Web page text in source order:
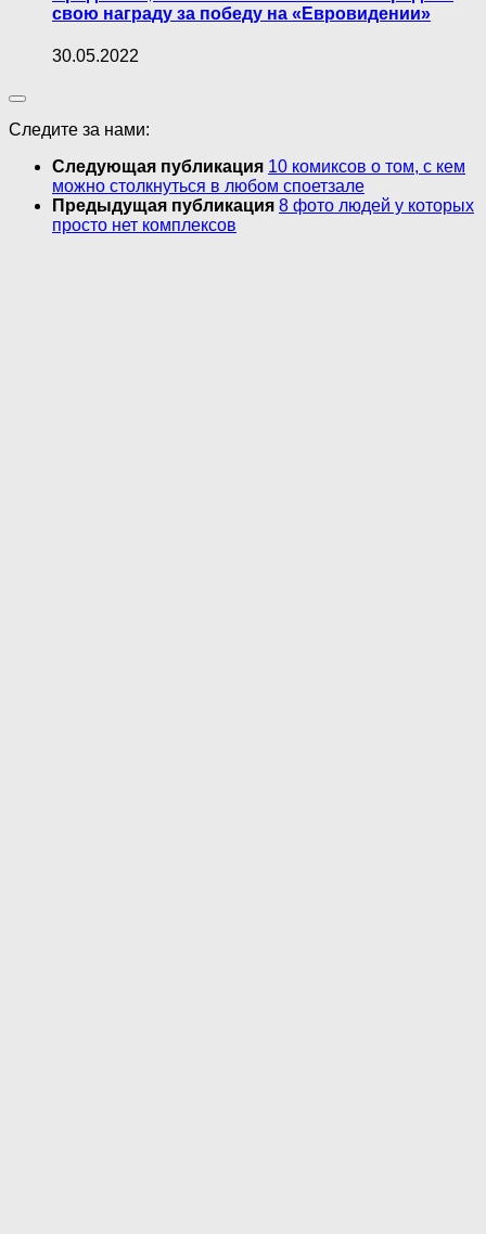
свою награду за победу на «Евровидении»
30.05.2022
Следите за нами:
Следующая публикация 10 комиксов о том, с кем
можно столкнуться в любом споетзале
Предыдущая публикация 8 фото людей у которых
просто нет комплексов